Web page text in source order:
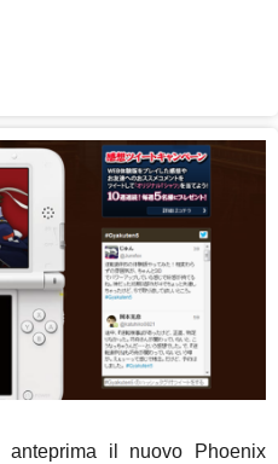
il nuovo Phoenix